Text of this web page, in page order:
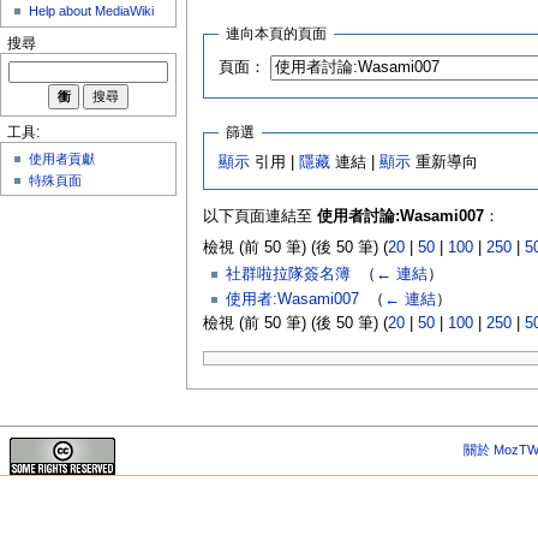
連向本頁的頁面
頁面：
篩選
顯示 引用 | 隱藏 連結 |顯示 重新導向
以下頁面連結至 使用者討論:Wasami007：
檢視 (前 50 筆) (後 50 筆) (20| 50| 100| 250|
社群啦拉隊簽名簿‎ （ ← 連結）
使用者:Wasami007‎ （ ← 連結）
檢視 (前 50 筆) (後 50 筆) (20| 50| 100| 250|
Help about MediaWiki
搜尋
工具:
使用者貢獻
特殊頁面
關於